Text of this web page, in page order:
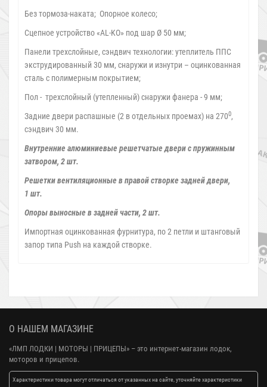
Без тормоза-наката; Опорное колесо;
Сцепное устройство «AL-KO» под шар Ø 50 мм;
Панели трехслойные, сэндвич технологии: утеплитель ППС
экструдированный 30 мм, снаружи и изнутри – оцинкованная
сталь с полимерным покрытием;
Пол - трехслойный (утепленный) снаружи фанера - 9 мм;
Задние двери распашные (2 в отдельных проемах) на 2700,
сэндвич 30 мм.
Внутренние алюминиевые решетчатые двери с пружинным
затвором, 2 шт.
Решетки вентиляционные в правой створке задней двери,
1 шт.
Опоры выносные в задней части, 2 шт.
Импортная оцинкованная фурнитура, по 2 петли и штанговый
запор типа Push на каждой створке.
О НАШЕМ МАГАЗИНЕ
«ЛМП ЛОДКИ | МОТОРЫ | ПРИЦЕПЫ» – это интернет-магазин лодок,
моторов и прицепов.
Характеристики товара могут отличаться от указанных на сайте, уточняйте характеристики